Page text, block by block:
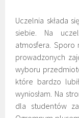
Uczelnia składa
siebie. Na
atmosfera. Sporo
prowadzonych
wyboru
które bardzo
wyniosłam. Na
dla studentów